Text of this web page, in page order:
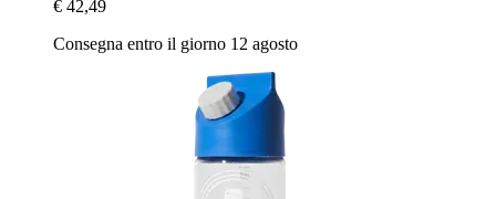
€ 42,49
Consegna entro il giorno 12 agosto